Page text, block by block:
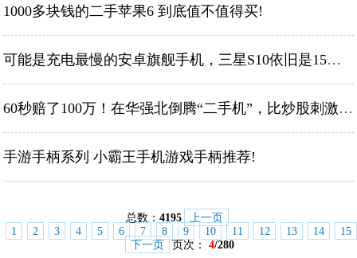
1000多块钱的二手苹果6 到底值不值得买!
可能是充电最慢的安卓旗舰手机，三星S10依旧是15W充电！!
60秒赔了100万！在华强北倒腾“二手机”，比炒股刺激多了…!
手游手柄系列 小霸王手机游戏手柄推荐!
总数： 4195
上一页
1
2 3 4 5 6 7 8 9 10 11 12 13 14
15
下一页
页次： 4/280